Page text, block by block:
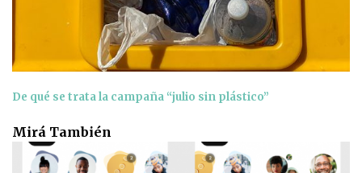
De qué se trata la campaña “julio sin plástico”
Mirá También